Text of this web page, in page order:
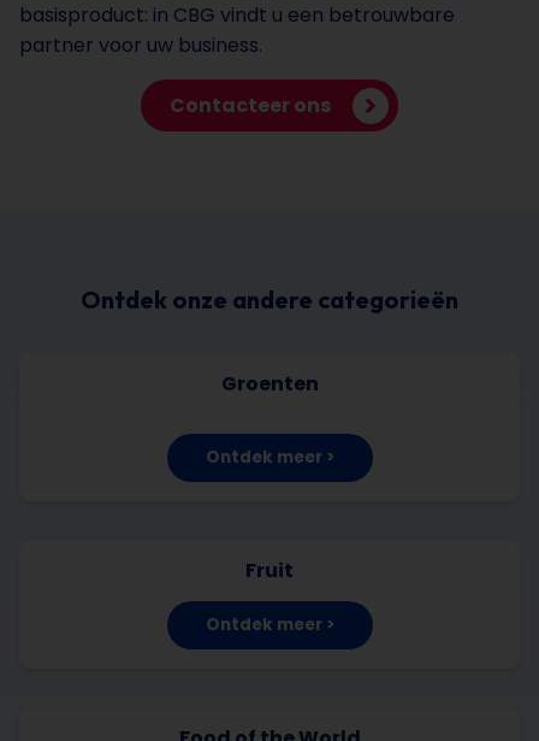
basisproduct: in CBG vindt u een betrouwbare
partner voor uw business.
Contacteer ons
Ontdek onze andere categorieën
Groenten
Ontdek meer >
Fruit
Ontdek meer >